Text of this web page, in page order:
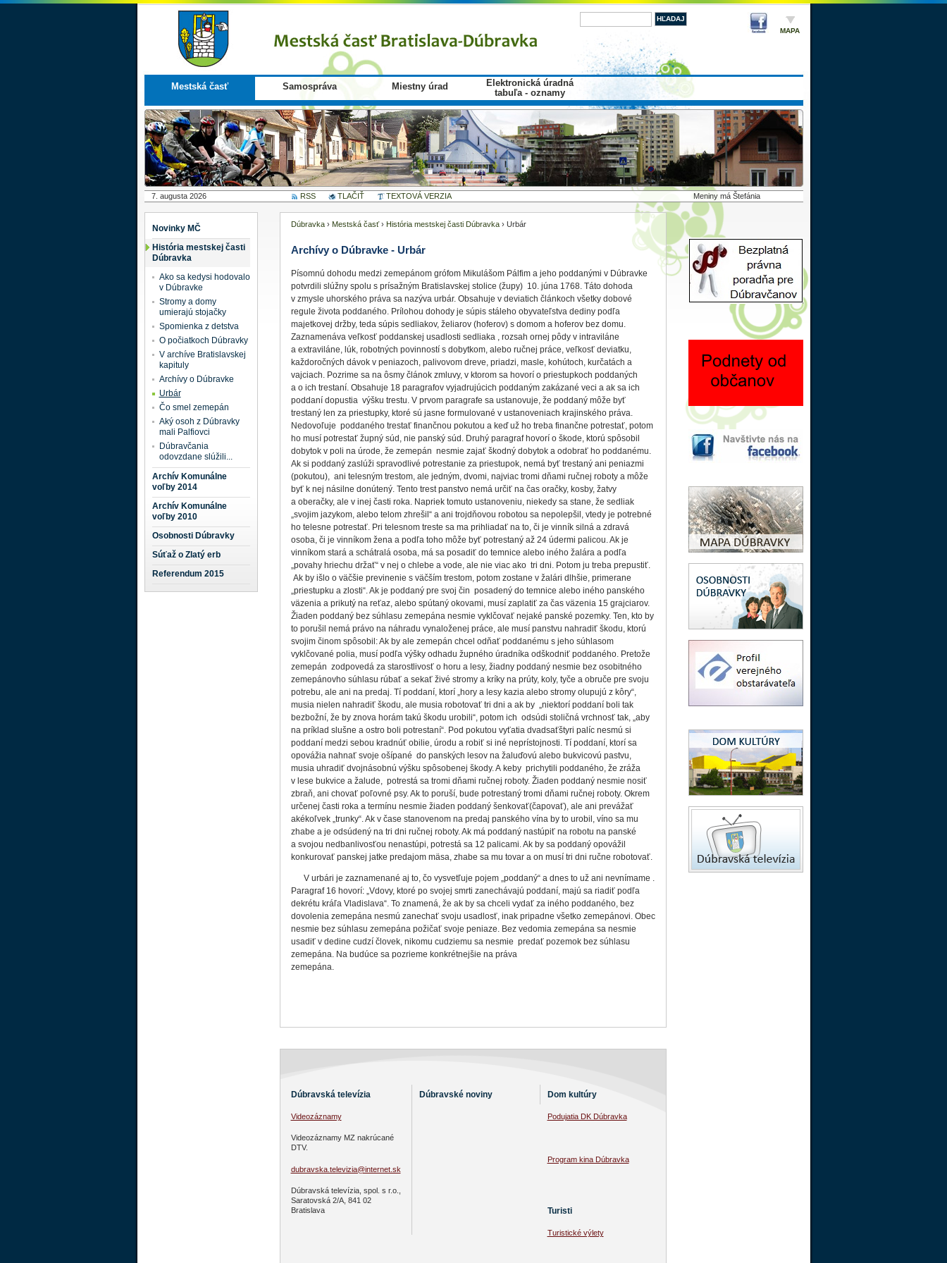
MAPA
Mestská časť Samospráva Miestny úrad
Elektronická úradná
tabuľa - oznamy
7. augusta 2026 RSS TLAČIŤ TEXTOVÁ VERZIA Meniny má Štefánia
Novinky MČ
História mestskej časti
Dúbravka
Ako sa kedysi hodovalo
v Dúbravke
Stromy a domy
umierajú stojačky
Spomienka z detstva
O počiatkoch Dúbravky
V archíve Bratislavskej
kapituly
Archívy o Dúbravke
Urbár
Čo smel zemepán
Aký osoh z Dúbravky
mali Palfiovci
Dúbravčania
odovzdane slúžili...
Archív Komunálne
voľby 2014
Archív Komunálne
voľby 2010
Osobnosti Dúbravky
Súťaž o Zlatý erb
Referendum 2015
Dúbravka› Mestská časť› História mestskej časti Dúbravka› Urbár
Archívy o Dúbravke - Urbár
Písomnú dohodu medzi zemepánom grófom Mikulášom Pálfim a jeho poddanými v Dúbravke
potvrdili slúžny spolu s prísažným Bratislavskej stolice (župy) 10. júna 1768. Táto dohoda
v zmysle uhorského práva sa nazýva urbár. Obsahuje v deviatich článkoch všetky dobové
regule života poddaného. Prílohou dohody je súpis stáleho obyvateľstva dediny podľa
majetkovej držby, teda súpis sedliakov, želiarov (hoferov) s domom a hoferov bez domu.
Zaznamenáva veľkosť poddanskej usadlosti sedliaka , rozsah ornej pôdy v intraviláne
a extraviláne, lúk, robotných povinností s dobytkom, alebo ručnej práce, veľkosť deviatku,
každoročných dávok v peniazoch, palivovom dreve, priadzi, masle, kohútoch, kurčatách a
vajciach. Pozrime sa na ôsmy článok zmluvy, v ktorom sa hovorí o priestupkoch poddaných
a o ich trestaní. Obsahuje 18 paragrafov vyjadrujúcich poddaným zakázané veci a ak sa ich
poddaní dopustia výšku trestu. V prvom paragrafe sa ustanovuje, že poddaný môže byť
trestaný len za priestupky, ktoré sú jasne formulované v ustanoveniach krajinského práva.
Nedovoľuje poddaného trestať finančnou pokutou a keď už ho treba finančne potrestať, potom
ho musí potrestať župný súd, nie panský súd. Druhý paragraf hovorí o škode, ktorú spôsobil
dobytok v poli na úrode, že zemepán nesmie zajať škodný dobytok a odobrať ho poddanému.
Ak si poddaný zaslúži spravodlivé potrestanie za priestupok, nemá byť trestaný ani peniazmi
(pokutou), ani telesným trestom, ale jedným, dvomi, najviac tromi dňami ručnej roboty a môže
byť k nej násilne donútený. Tento trest panstvo nemá určiť na čas oračky, kosby, žatvy
a oberačky, ale v inej časti roka. Napriek tomuto ustanoveniu, niekedy sa stane, že sedliak
„svojim jazykom, alebo telom zhrešil“ a ani trojdňovou robotou sa nepolepšil, vtedy je potrebné
ho telesne potrestať. Pri telesnom treste sa ma prihliadať na to, či je vinník silná a zdravá
osoba, či je vinníkom žena a podľa toho môže byť potrestaný až 24 údermi palicou. Ak je
vinníkom stará a schátralá osoba, má sa posadiť do temnice alebo iného žalára a podľa
„povahy hriechu držať“ v nej o chlebe a vode, ale nie viac ako tri dni. Potom ju treba prepustiť.
Ak by išlo o väčšie previnenie s väčším trestom, potom zostane v žalári dlhšie, primerane
„priestupku a zlosti“. Ak je poddaný pre svoj čin posadený do temnice alebo iného panského
väzenia a prikutý na reťaz, alebo spútaný okovami, musí zaplatiť za čas väzenia 15 grajciarov.
Žiaden poddaný bez súhlasu zemepána nesmie vyklčovať nejaké panské pozemky. Ten, kto by
to porušil nemá právo na náhradu vynaloženej práce, ale musí panstvu nahradiť škodu, ktorú
svojim činom spôsobil: Ak by ale zemepán chcel odňať poddanému s jeho súhlasom
vyklčované polia, musí podľa výšky odhadu župného úradníka odškodniť poddaného. Pretože
zemepán zodpovedá za starostlivosť o horu a lesy, žiadny poddaný nesmie bez osobitného
zemepánovho súhlasu rúbať a sekať živé stromy a kríky na prúty, koly, tyče a obruče pre svoju
potrebu, ale ani na predaj. Tí poddaní, ktorí „hory a lesy kazia alebo stromy olupujú z kôry“,
musia nielen nahradiť škodu, ale musia robotovať tri dni a ak by „niektorí poddaní boli tak
bezbožní, že by znova horám takú škodu urobili“, potom ich odsúdi stoličná vrchnosť tak, „aby
na príklad slušne a ostro boli potrestaní“. Pod pokutou vyťatia dvadsaťštyri palíc nesmú si
poddaní medzi sebou kradnúť obilie, úrodu a robiť si iné neprístojnosti. Tí poddaní, ktorí sa
opovážia nahnať svoje ošípané do panských lesov na žaluďovú alebo bukvicovú pastvu,
musia uhradiť dvojnásobnú výšku spôsobenej škody. A keby prichytili poddaného, že zráža
v lese bukvice a žalude, potrestá sa tromi dňami ručnej roboty. Žiaden poddaný nesmie nosiť
zbraň, ani chovať poľovné psy. Ak to poruší, bude potrestaný tromi dňami ručnej roboty. Okrem
určenej časti roka a termínu nesmie žiaden poddaný šenkovať(čapovať), ale ani prevážať
akékoľvek „trunky“. Ak v čase stanovenom na predaj panského vína by to urobil, víno sa mu
zhabe a je odsúdený na tri dni ručnej roboty. Ak má poddaný nastúpiť na robotu na panské
a svojou nedbanlivosťou nenastúpi, potrestá sa 12 palicami. Ak by sa poddaný opovážil
konkurovať panskej jatke predajom mäsa, zhabe sa mu tovar a on musí tri dni ručne robotovať.
V urbári je zaznamenané aj to, čo vysvetľuje pojem „poddaný“ a dnes to už ani nevnímame .
Paragraf 16 hovorí: „Vdovy, ktoré po svojej smrti zanechávajú poddaní, majú sa riadiť podľa
dekrétu kráľa Vladislava“. To znamená, že ak by sa chceli vydať za iného poddaného, bez
dovolenia zemepána nesmú zanechať svoju usadlosť, inak pripadne všetko zemepánovi. Obec
nesmie bez súhlasu zemepána požičať svoje peniaze. Bez vedomia zemepána sa nesmie
usadiť v dedine cudzí človek, nikomu cudziemu sa nesmie predať pozemok bez súhlasu
zemepána. Na budúce sa pozrieme konkrétnejšie na práva
zemepána.
Dúbravská televízia
Videozáznamy
Videozáznamy MZ nakrúcané
DTV.
dubravska.televizia@internet.sk
Dúbravská televízia, spol. s r.o.,
Saratovská 2/A, 841 02
Bratislava
Dúbravské noviny Dom kultúry
Podujatia DK Dúbravka
Program kina Dúbravka
Turisti
Turistické výlety